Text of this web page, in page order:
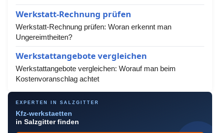
Werkstatt-Rechnung prüfen
Werkstatt-Rechnung prüfen: Woran erkennt man
Ungereimtheiten?
Werkstattangebote vergleichen
Werkstattangebote vergleichen: Worauf man beim
Kostenvoranschlag achtet
EXPERTEN IN SALZGITTER
Kfz-werkstaetten
in Salzgitter finden